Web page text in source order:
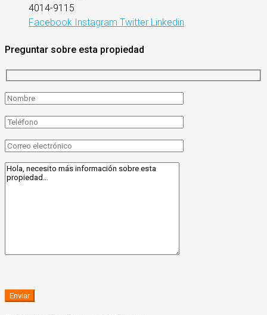
4014-9115
Facebook Instagram Twitter Linkedin
Preguntar sobre esta propiedad